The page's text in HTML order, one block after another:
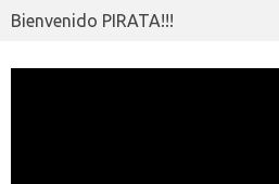
Bienvenido PIRATA!!!